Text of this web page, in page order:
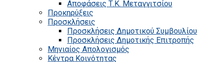
Αποφάσεις Τ.Κ. Μεταγγιτσίου
Προκηρύξεις
Προσκλήσεις
Προσκλήσεις Δημοτικού Συμβουλίου
Προσκλήσεις Δημοτικής Επιτροπής
Μηνιαίος Απολογισμός
Κέντρα Κοινότητας